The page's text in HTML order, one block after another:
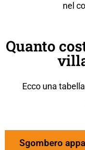
nel
Quanto
Ecco una
Sgombero